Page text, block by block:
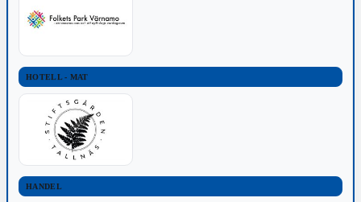
HOTELL - MAT
HANDEL